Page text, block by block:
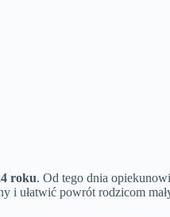
roku. Od tego dnia
i ułatwić powrót rodzicom